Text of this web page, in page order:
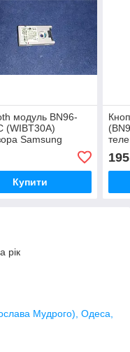
модуль BN96-
(WIBT30A)
Samsung
Купити
195
рік
Мудрого), Одеса,